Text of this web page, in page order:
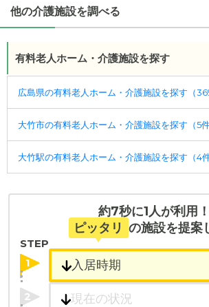
ポート
入居相談：0120-579-721（無料）
・全国10000件の介護施設情報を掲
幅広い選択肢の中から、条件にあっ
ことができます。
たとえば「カラオケ」「麻雀」が楽
ケアスル 介護では詳細な料金プラン
・経験豊富な入居相談員が完全無料
入居相談：0120-579-721 （無料）
・全国10000件の介護施設情報を掲
幅広い選択肢の中から、条件にあ
ことができます。
・こだわりの条件や医療体制から施
たとえば「カラオケ」「麻雀」が
「夫婦入居可」の施設、「看取り可
医療・看護体制から施設を探すこと
・月額費用が11.9万円
居条件は次のとおりです。
3、要介護4、要介護5
ケアスル 介護では詳細な料金プラン
他の介護施設を調べる
有料老人ホーム・介護施設を探す
広島県の有料老人ホーム・介護施設を探す（
大竹市の有料老人ホーム・介護施設を探す（5件
大竹駅の有料老人ホーム・介護施設を探す（4件
約7秒に1人が利用！
ピッタリ の施設を提案
STEP
1
2